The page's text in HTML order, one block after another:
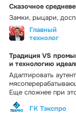
Сказочное
Замки, рыцари,
Главный
технолог
Традиция VS
и технологию
Адаптировать
Еще сложнее при
ГК Тэкспро